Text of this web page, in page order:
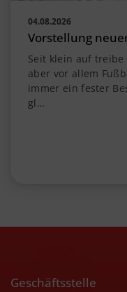
04.08.2026
Vorstellung
Seit klein auf treibe
aber vor allem
immer ein fester
gl…
Geschäftsstelle